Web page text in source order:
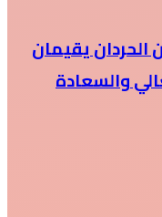
يقيمان
والسعادة